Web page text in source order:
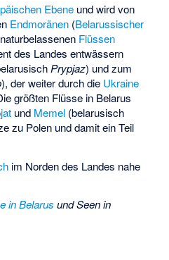
Ebene und wird von
Endmoränen (Belarussischer
Flüssen
des Landes entwässern
Prypjaz) und zum
), der weiter durch die Ukraine
größten Flüsse in Belarus
und Memel (belarusisch
zu Polen und damit ein Teil
im Norden des Landes nahe
in Belarus undSeen in